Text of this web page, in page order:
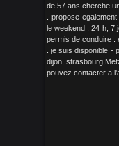
de 57 ans cherche
. propose
le weekend , 24 h, 7
permis de conduire .
. je suis disponible -
dijon,
pouvez contacter a